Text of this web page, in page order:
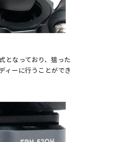
となっており、狙った
ィーに行うことができ